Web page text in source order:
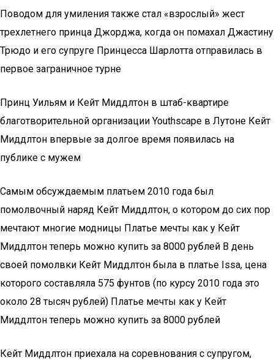
Поводом для умиления также стал «взрослый» жест
трехлетнего принца Джорджа, когда он помахал Джастину
Трюдо и его супруге Принцесса Шарлотта отправилась в
первое заграничное турне
Принц Уильям и Кейт Миддлтон в штаб-квартире
благотворительной организации Youthscape в Лутоне Кейт
Миддлтон впервые за долгое время появилась на
публике с мужем
Самым обсуждаемым платьем 2010 года был
помолвочный наряд Кейт Миддлтон, о котором до сих пор
мечтают многие модницы Платье мечты как у Кейт
Миддлтон теперь можно купить за 8000 рублей В день
своей помолвки Кейт Миддлтон была в платье Issa, цена
которого составляла 575 фунтов (по курсу 2010 года это
около 28 тысяч рублей) Платье мечты как у Кейт
Миддлтон теперь можно купить за 8000 рублей
Кейт Миддлтон приехала на соревнования с супругом,